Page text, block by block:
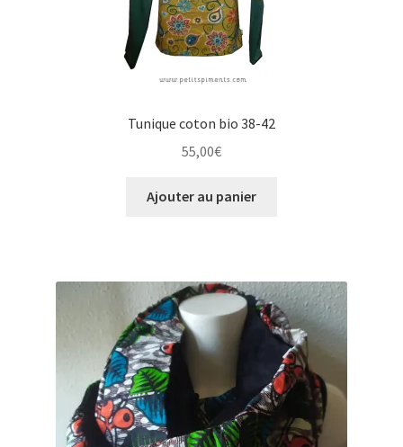
Tunique coton bio 38-42
55,00€
Ajouter au panier